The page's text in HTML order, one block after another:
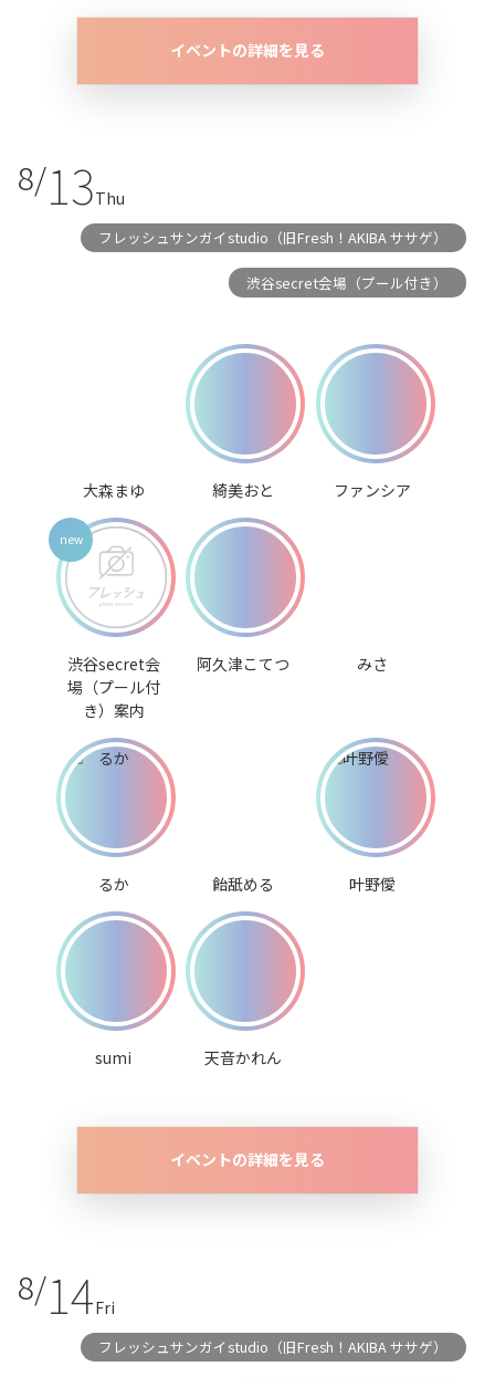
イベントの詳細を見る
8/13Thu
フレッシュサンガイstudio（旧Fresh！AKIBA ササゲ）
渋谷secret会場（プール付き）
大森まゆ 綺美おと ファンシア
渋谷secret会
場（プール付
き）案内
阿久津こてつ みさ
るか 飴舐める 叶野僾
sumi 天音かれん
イベントの詳細を見る
8/14Fri
フレッシュサンガイstudio（旧Fresh！AKIBA ササゲ）